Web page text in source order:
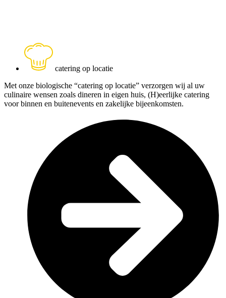
catering op locatie
Met onze biologische “catering op locatie” verzorgen wij al uw
culinaire wensen zoals dineren in eigen huis, (H)eerlijke catering
voor binnen en buitenevents en zakelijke bijeenkomsten.